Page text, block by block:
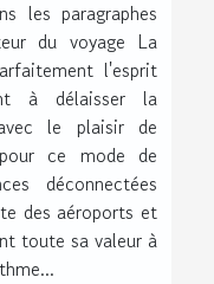
les paragraphes
du voyage La
l'esprit
à délaisser la
le plaisir de
ce mode de
déconnectées
des aéroports et
toute sa valeur à